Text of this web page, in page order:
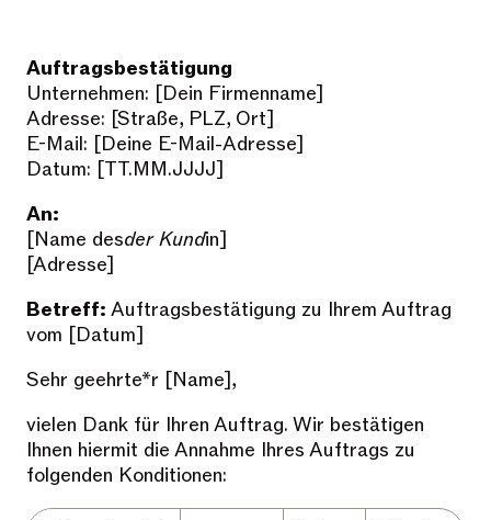
Auftragsbestätigung
Unternehmen: [Dein Firmenname]
Adresse: [Straße, PLZ, Ort]
E-Mail: [Deine E-Mail-Adresse]
Datum: [TT.MM.JJJJ]
An:
[Name desder Kundin]
[Adresse]
Betreff: Auftragsbestätigung zu Ihrem Auftrag
vom [Datum]
Sehr geehrte*r [Name],
vielen Dank für Ihren Auftrag. Wir bestätigen
Ihnen hiermit die Annahme Ihres Auftrags zu
folgenden Konditionen: